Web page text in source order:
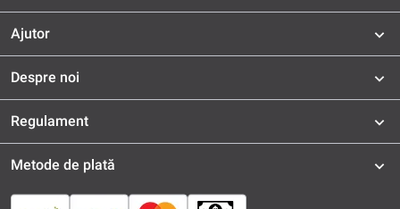
Ajutor
Despre noi
Regulament
Metode de plată